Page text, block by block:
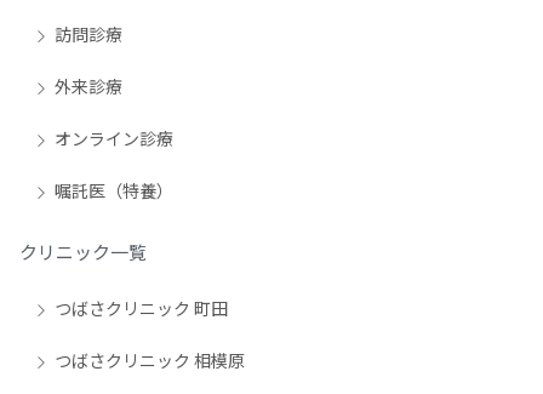
訪問診療
外来診療
オンライン診療
嘱託医（特養）
クリニック一覧
つばさクリニック 町田
つばさクリニック 相模原